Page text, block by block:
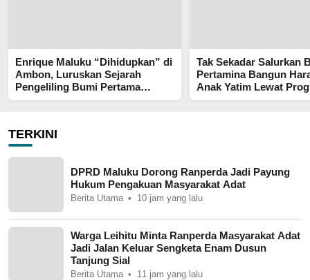
Enrique Maluku “Dihidupkan” di
Ambon, Luruskan Sejarah
Pengeliling Bumi Pertama
Adalah Putra Nusantara
Tak Sekadar Salurkan
Pertamina Bangun
Anak Yatim Lewat
Pertamina Berkah
TERKINI
DPRD Maluku Dorong Ranperda Jadi Payung
Hukum Pengakuan Masyarakat Adat
Berita Utama 10 jam yang lalu
Warga Leihitu Minta Ranperda Masyarakat Adat
Jadi Jalan Keluar Sengketa Enam Dusun
Tanjung Sial
Berita Utama 11 jam yang lalu